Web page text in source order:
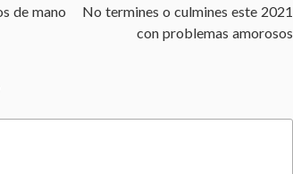
de mano
No termines o culmines este 2021
con problemas amorosos